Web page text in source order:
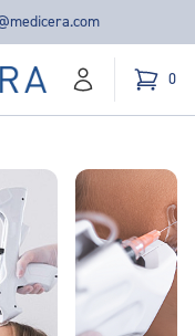
AB konto Kundvagn
0
varor i